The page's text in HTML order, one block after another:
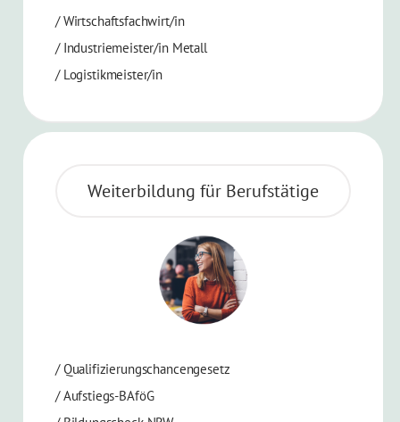
/Wirtschaftsfachwirt/in
/ Industriemeister/in Metall
/ Logistikmeister/in
Weiterbildung für Berufstätige
/ Qualifizierungschancengesetz
/ Aufstiegs-BAföG